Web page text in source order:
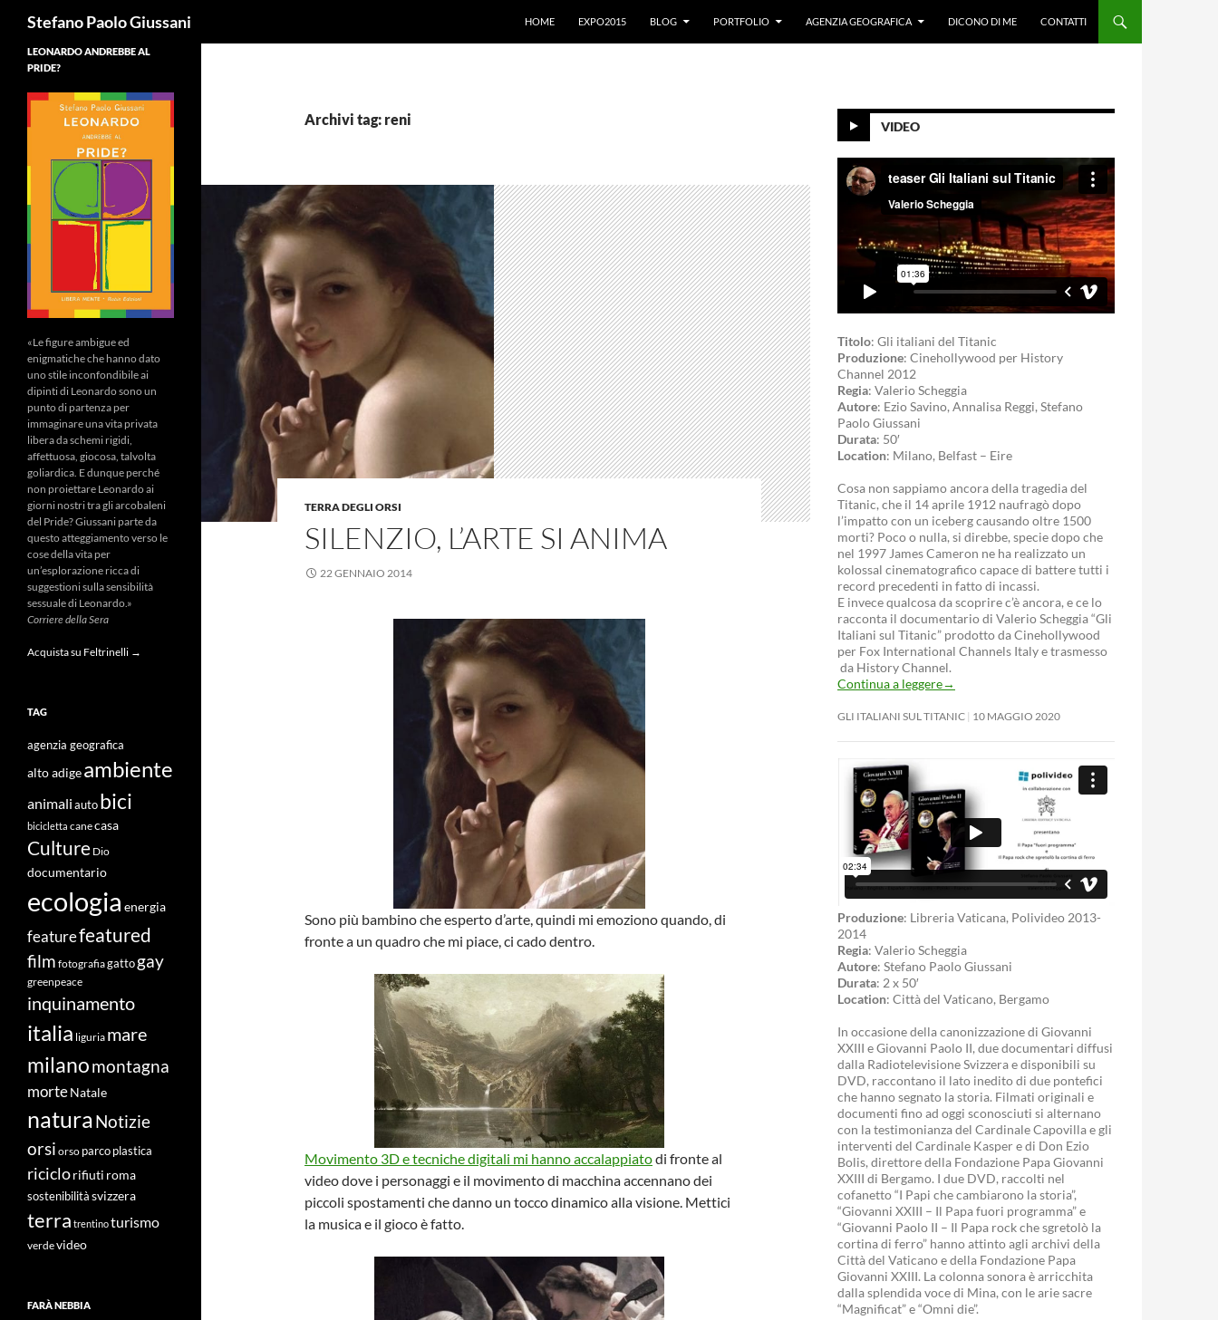
Stefano Paolo Giussani
HOME
EXPO2015 BLOG PORTFOLIO AGENZIA GEOGRAFICA DICONO DI ME CONTATTI
Archivi tag: reni
TERRA DEGLI ORSI
SILENZIO, L’ARTE SI ANIMA
22 GENNAIO 2014
Sono più bambino che esperto d’arte, quindi mi emoziono quando, di
fronte a un quadro che mi piace, ci cado dentro.
Movimento 3D e tecniche digitali mi hanno accalappiatodi fronte al
video dove i personaggi e il movimento di macchina accennano dei
piccoli spostamenti che danno un tocco dinamico alla visione. Mettici
la musica e il gioco è fatto.
VIDEO
Titolo: Gli italiani del Titanic
Produzione: Cinehollywood per History
Channel 2012
Regia: Valerio Scheggia
Autore: Ezio Savino, Annalisa Reggi, Stefano
Paolo Giussani
Durata: 50′
Location: Milano, Belfast – Eire
Cosa non sappiamo ancora della tragedia del
Titanic, che il 14 aprile 1912 naufragò dopo
l’impatto con un iceberg causando oltre 1500
morti? Poco o nulla, si direbbe, specie dopo che
nel 1997 James Cameron ne ha realizzato un
kolossal cinematografico capace di battere tutti i
record precedenti in fatto di incassi.
E invece qualcosa da scoprire c’è ancora, e ce lo
racconta il documentario di Valerio Scheggia “Gli
Italiani sul Titanic” prodotto da Cinehollywood
per Fox International Channels Italy e trasmesso
da History Channel.
Continua a leggere→
GLI ITALIANI SUL TITANIC 10 MAGGIO 2020
Produzione: Libreria Vaticana, Polivideo 2013-
2014
Regia: Valerio Scheggia
Autore: Stefano Paolo Giussani
Durata: 2 x 50′
Location: Città del Vaticano, Bergamo
In occasione della canonizzazione di Giovanni
XXIII e Giovanni Paolo II, due documentari diffusi
dalla Radiotelevisione Svizzera e disponibili su
DVD, raccontano il lato inedito di due pontefici
che hanno segnato la storia. Filmati originali e
documenti fino ad oggi sconosciuti si alternano
con la testimonianza del Cardinale Capovilla e gli
interventi del Cardinale Kasper e di Don Ezio
Bolis, direttore della Fondazione Papa Giovanni
XXIII di Bergamo. I due DVD, raccolti nel
cofanetto “I Papi che cambiarono la storia”,
“Giovanni XXIII – Il Papa fuori programma” e
“Giovanni Paolo II – Il Papa rock che sgretolò la
cortina di ferro” hanno attinto agli archivi della
Città del Vaticano e della Fondazione Papa
Giovanni XXIII. La colonna sonora è arricchita
dalla splendida voce di Mina, con le arie sacre
“Magnificat” e “Omni die”.
LEONARDO ANDREBBE AL
PRIDE?
«Le figure ambigue ed
enigmatiche che hanno dato
uno stile inconfondibile ai
dipinti di Leonardo sono un
punto di partenza per
immaginare una vita privata
libera da schemi rigidi,
affettuosa, giocosa, talvolta
goliardica. E dunque perché
non proiettare Leonardo ai
giorni nostri tra gli arcobaleni
del Pride? Giussani parte da
questo atteggiamento verso le
cose della vita per
un’esplorazione ricca di
suggestioni sulla sensibilità
sessuale di Leonardo.»
Corriere della Sera
Acquista su Feltrinelli →
TAG
agenzia geografica
alto adigeambiente
animali auto bici
bicicletta canecasa
Culture Dio
documentario
ecologia energia
featurefeatured
film fotografiagatto gay
greenpeace
inquinamento
italia liguria mare
milanomontagna
morteNatale
naturaNotizie
orsi orso parco plastica
riciclorifiuti roma
sostenibilità svizzera
terra trentinoturismo
verdevideo
FARÀ NEBBIA